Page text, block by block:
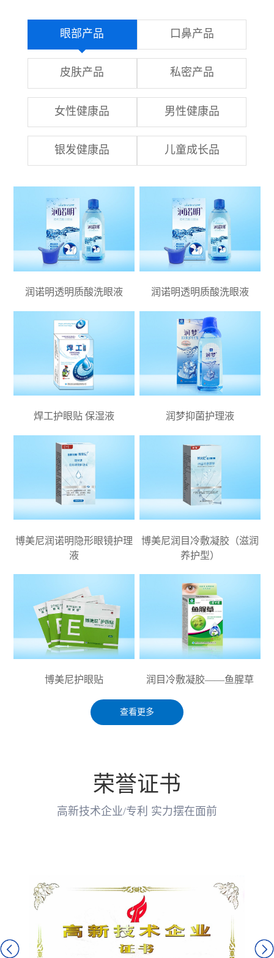
眼部产品 口鼻产品
皮肤产品 私密产品
女性健康品 男性健康品
银发健康品 儿童成长品
润诺明透明质酸洗眼液 润诺明透明质酸洗眼液
焊工护眼贴 保湿液 润梦抑菌护理液
博美尼润诺明隐形眼镜护理
液
博美尼润目冷敷凝胶（滋润
养护型）
博美尼护眼贴 润目冷敷凝胶——鱼腥草
查看更多
荣誉证书
高新技术企业/专利 实力摆在面前